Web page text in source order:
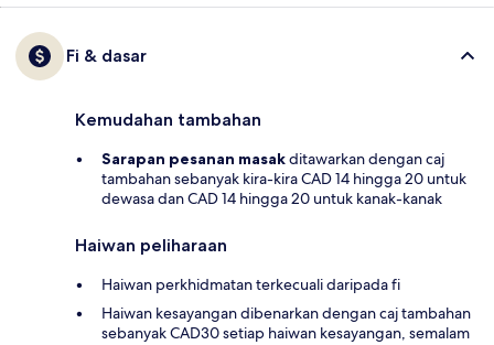
Fi & dasar
Kemudahan tambahan
Sarapan pesanan masakditawarkan dengan caj
tambahan sebanyak kira-kira CAD 14 hingga 20 untuk
dewasa dan CAD 14 hingga 20 untuk kanak-kanak
Haiwan peliharaan
Haiwan perkhidmatan terkecuali daripada fi
Haiwan kesayangan dibenarkan dengan caj tambahan
sebanyak CAD30 setiap haiwan kesayangan, semalam